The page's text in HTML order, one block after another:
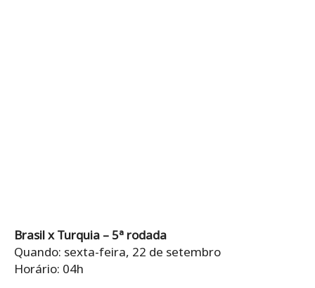
Brasil x Turquia – 5ª rodada
Quando: sexta-feira, 22 de setembro
Horário: 04h